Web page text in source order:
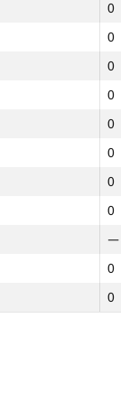
0
0
0
0
0
0
0
0
—
0
0
0
0
0
0
0
0
0
0
—
0
0